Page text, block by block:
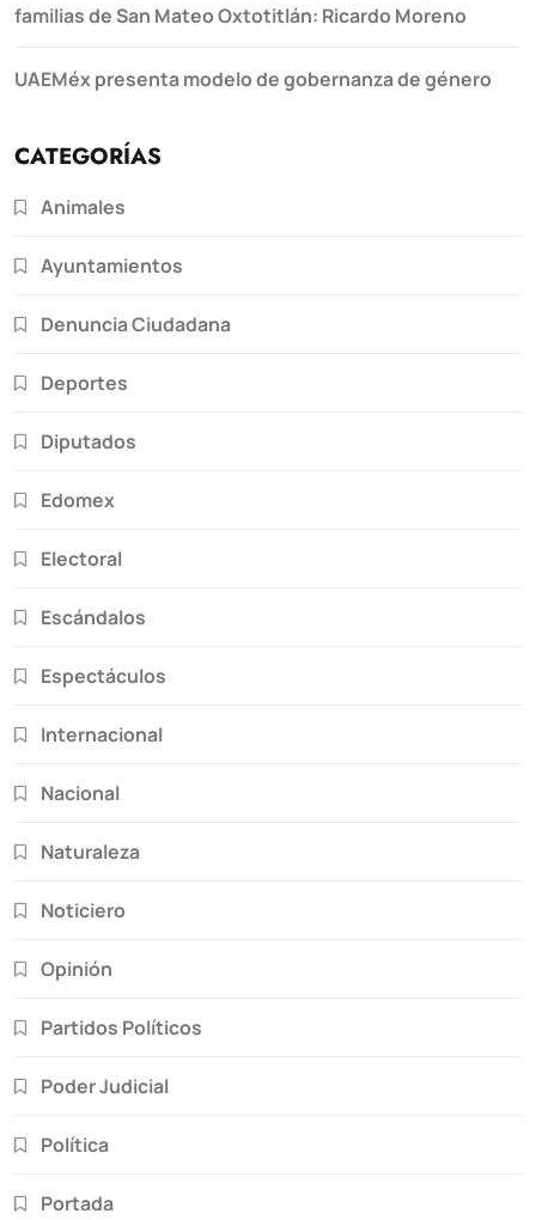
familias de San Mateo Oxtotitlán: Ricardo Moreno
UAEMéx presenta modelo de gobernanza de género
CATEGORÍAS
Animales
Ayuntamientos
Denuncia Ciudadana
Deportes
Diputados
Edomex
Electoral
Escándalos
Espectáculos
Internacional
Nacional
Naturaleza
Noticiero
Opinión
Partidos Políticos
Poder Judicial
Política
Portada